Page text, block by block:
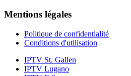
Mentions légales
Politique de confidentialité
Conditions d'utilisation
IPTV St. Gallen
IPTV Lugano